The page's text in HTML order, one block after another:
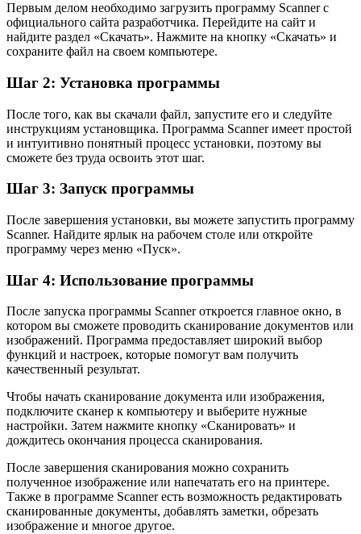
Первым делом необходимо загрузить программу Scanner с
официального сайта разработчика. Перейдите на сайт и
найдите раздел «Скачать». Нажмите на кнопку «Скачать» и
сохраните файл на своем компьютере.
Шаг 2: Установка программы
После того, как вы скачали файл, запустите его и следуйте
инструкциям установщика. Программа Scanner имеет простой
и интуитивно понятный процесс установки, поэтому вы
сможете без труда освоить этот шаг.
Шаг 3: Запуск программы
После завершения установки, вы можете запустить программу
Scanner. Найдите ярлык на рабочем столе или откройте
программу через меню «Пуск».
Шаг 4: Использование программы
После запуска программы Scanner откроется главное окно, в
котором вы сможете проводить сканирование документов или
изображений. Программа предоставляет широкий выбор
функций и настроек, которые помогут вам получить
качественный результат.
Чтобы начать сканирование документа или изображения,
подключите сканер к компьютеру и выберите нужные
настройки. Затем нажмите кнопку «Сканировать» и
дождитесь окончания процесса сканирования.
После завершения сканирования можно сохранить
полученное изображение или напечатать его на принтере.
Также в программе Scanner есть возможность редактировать
сканированные документы, добавлять заметки, обрезать
изображение и многое другое.